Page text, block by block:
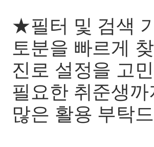
★필터 및 검색
토분을 빠르게
진로 설정을 고
필요한 취준생까
많은 활용 부탁